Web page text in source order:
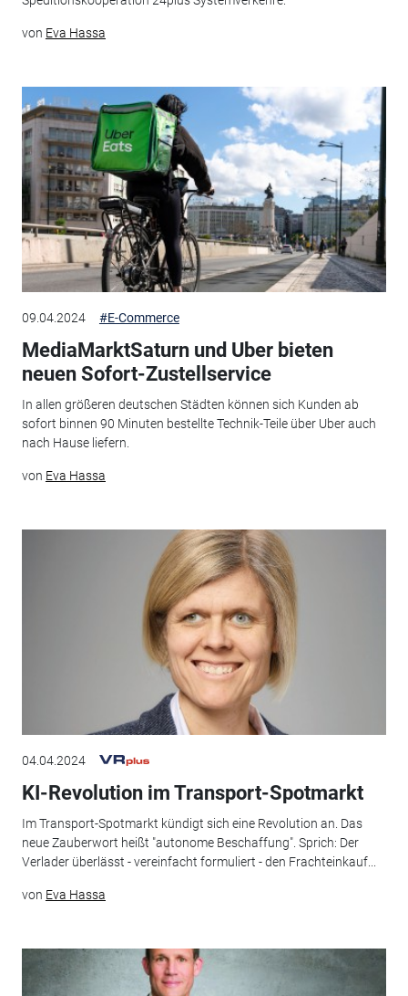
von Eva Hassa
09.04.2024 #E-Commerce
MediaMarktSaturn und Uber bieten
neuen Sofort-Zustellservice
In allen größeren deutschen Städten können sich Kunden ab
sofort binnen 90 Minuten bestellte Technik-Teile über Uber auch
nach Hause liefern.
von Eva Hassa
04.04.2024
KI-Revolution im Transport-Spotmarkt
Im Transport-Spotmarkt kündigt sich eine Revolution an. Das
neue Zauberwort heißt "autonome Beschaffung". Sprich: Der
Verlader überlässt - vereinfacht formuliert - den Frachteinkauf...
von Eva Hassa